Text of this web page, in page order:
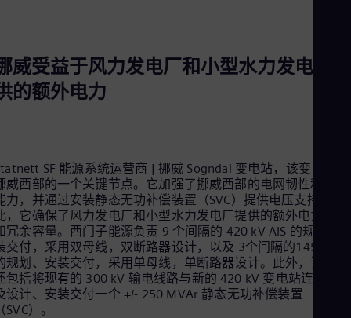
威受益于风力发电厂和小型水力发电厂提
的额外电力
SF 能源系统运营商 | 挪威 Sogndal 变电站，该变电站是
威西部的一个关键节点。它加强了挪威西部的电网韧性和输电
力，并通过安装静态无功补偿装置（SVC）提供电压支持。因
，它确保了风力发电厂和小型水力发电厂提供的额外电力馈入
冗余容量。西门子能源负责 9 个间隔的 420 kV AIS 的规划、
交付，采用双母线，双断路器设计，以及 3个间隔的145 kV
规划、安装交付，采用单母线，单断路器设计。此外，该合同
包括将现有的 300 kV 输电线路与新的 420 kV 变电站连接，以
设计、安装交付一个 +/- 250 MVAr 静态无功补偿装置
SVC）。